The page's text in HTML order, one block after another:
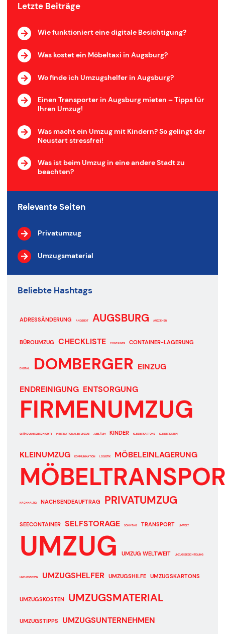
Letzte Beiträge
Wie funktioniert eine digitale Besichtigung?
Was kostet ein Möbeltaxi in Augsburg?
Wo finde ich Umzugshelfer in Augsburg?
Einen Transporter in Augsburg mieten – Tipps für
Ihren Umzug!
Was macht ein Umzug mit Kindern? So gelingt der
Neustart stressfrei!
Was ist beim Umzug in eine andere Stadt zu
beachten?
Relevante Seiten
Privatumzug
Umzugsmaterial
Beliebte Hashtags
ADRESSÄNDERUNG ANGEBOT AUGSBURG AUSZIEHEN
BÜROUMZUG CHECKLISTE CONTAINER CONTAINER-LAGERUNG
DIGITAL DOMBERGER EINZUG
ENDREINIGUNG ENTSORGUNG
FIRMENUMZUG
GRÜNDUNGSGESCHICHTE INTERNATIONALEN UMZUG JUBILÄUM KINDER KLEIDERKARTONS KLEIDERKISTEN
KLEINUMZUG KOMMUNIKATION LOGISTIK MÖBELEINLAGERUNG
NACHHALTIG NACHSENDEAUFTRAG PRIVATUMZUG
SEECONTAINER SELFSTORAGE SONNTAG TRANSPORT UMWELT
UMZUG UMZUG WELTWEIT UMZUGSBESICHTIGUNG
UMZUGSBOXEN UMZUGSHELFER UMZUGSHILFE UMZUGSKARTONS
UMZUGSKOSTEN UMZUGSMATERIAL
UMZUGSTIPPS UMZUGSUNTERNEHMEN